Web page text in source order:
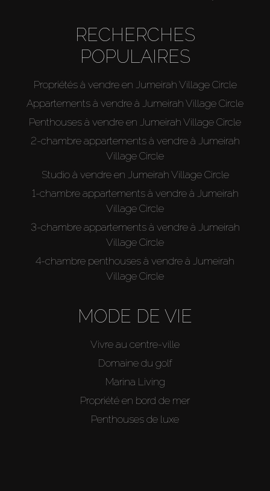
RECHERCHES
POPULAIRES
Propriétés à vendre en Jumeirah Village Circle
Appartements à vendre à Jumeirah Village Circle
Penthouses à vendre en Jumeirah Village Circle
2-chambre appartements à vendre à Jumeirah
Village Circle
Studio à vendre en Jumeirah Village Circle
1-chambre appartements à vendre à Jumeirah
Village Circle
3-chambre appartements à vendre à Jumeirah
Village Circle
4-chambre penthouses à vendre à Jumeirah
Village Circle
MODE DE VIE
Vivre au centre-ville
Domaine du golf
Marina Living
Propriété en bord de mer
Penthouses de luxe